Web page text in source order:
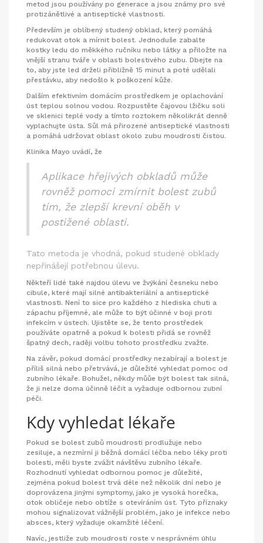
metod jsou používány po generace a jsou známy pro své
protizánětlivé a antiseptické vlastnosti.
Především je oblíbený studený obklad, který pomáhá
redukovat otok a mírnit bolest. Jednoduše zabalte
kostky ledu do měkkého ručníku nebo látky a přiložte na
vnější stranu tváře v oblasti bolestivého zubu. Dbejte na
to, aby jste led drželi přibližně 15 minut a poté udělali
přestávku, aby nedošlo k poškození kůže.
Dalším efektivním domácím prostředkem je oplachování
úst teplou solnou vodou. Rozpustěte čajovou lžičku soli
ve sklenici teplé vody a tímto roztokem několikrát denně
vyplachujte ústa. Sůl má přirozené antiseptické vlastnosti
a pomáhá udržovat oblast okolo zubu moudrosti čistou.
Klinika Mayo uvádí, že
Aplikace hřejivých obkladů může
rovněž pomoci zmírnit bolest zubů
tím, že zlepší krevní oběh v
postižené oblasti.
Tato metoda je vhodná, pokud studené obklady
nepřinášejí potřebnou úlevu.
Někteří lidé také najdou úlevu ve žvýkání česneku nebo
cibule, které mají silné antibakteriální a antiseptické
vlastnosti. Není to sice pro každého z hlediska chuti a
zápachu příjemné, ale může to být účinné v boji proti
infekcím v ústech. Ujistěte se, že tento prostředek
používáte opatrně a pokud k bolesti přidá se rovněž
špatný dech, raději volbu tohoto prostředku zvažte.
Na závěr, pokud domácí prostředky nezabírají a bolest je
příliš silná nebo přetrvává, je důležité vyhledat pomoc od
zubního lékaře. Bohužel, někdy můůe být bolest tak silná,
že ji nelze doma účinně léčit a vyžaduje odbornou zubní
péči.
Kdy vyhledat lékaře
Pokud se bolest zubů moudrosti prodlužuje nebo
zesiluje, a nezmírní ji běžná domácí léčba nebo léky proti
bolesti, měli byste zvážit návštěvu zubního lékaře.
Rozhodnutí vyhledat odbornou pomoc je důležité,
zejména pokud bolest trvá déle než několik dní nebo je
doprovázena jinými symptomy, jako je vysoká horečka,
otok obličeje nebo obtíže s otevíráním úst. Tyto příznaky
mohou signalizovat vážnější problém, jako je infekce nebo
absces, který vyžaduje okamžité léčení.
Navíc, jestliže zub moudrosti roste v nesprávném úhlu